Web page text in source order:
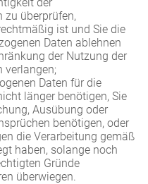
zu überprüfen,
ist und Sie die
Daten ablehnen
der Nutzung der
verlangen;
Daten für die
länger benötigen, Sie
Ausübung oder
benötigen, oder
die Verarbeitung gemäß
haben, solange noch
Gründe
überwiegen.